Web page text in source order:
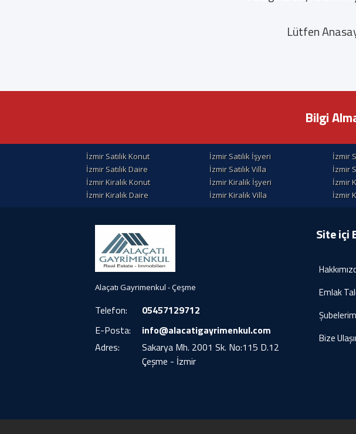
Lütfen
Bilgi
İzmir Satılık Konut İzmir Satılık İşyeri İzmir
İzmir Satılık Daire
İzmir Satılık Villa İzmir
İzmir Kiralık Konut
İzmir Kiralik İşyeri İzmir
İzmir Kiralık Daire
İzmir Kiralık Villa İzmir
Alaçatı Gayrimenkul - Çeşme
Telefon:
05457129712
E-Posta:
info@alacatigayrimenkul.com
Adres:
Sakarya Mh. 2001 Sk. No:115 D.12
Çeşme - İzmir
Site içi
Emlak
Bize